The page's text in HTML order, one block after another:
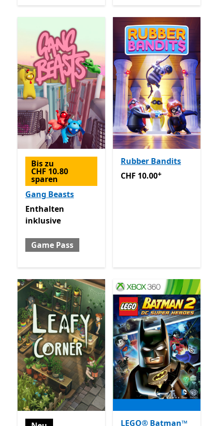
Bis zu
CHF 10.80
sparen
Gang Beasts
Enthalten inklusive Game Pass
Enthalten
inklusive
Game Pass
Rubber Bandits
CHF 10.00Enthält In-App-
CHF 10.00+
LEGO® Batman™